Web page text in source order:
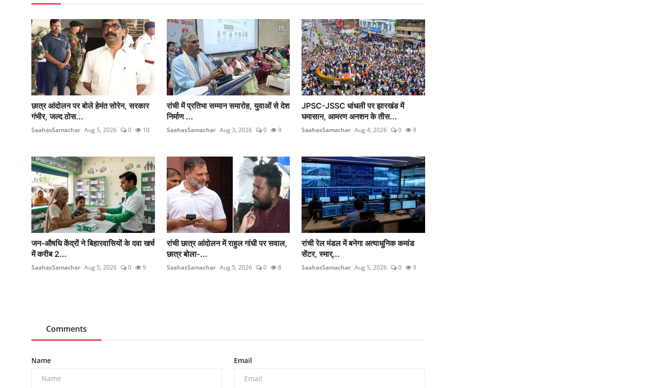
छात्र आंदोलन पर बोले हेमंत सोरेन, सरकार
गंभीर, जल्द ठोस...
SaahasSamachar Aug 5, 2026 0 10
रांची में प्रतिभा सम्मान समारोह, युवाओं से देश
निर्माण ...
SaahasSamachar Aug 3, 2026 0 9
JPSC-JSSC धांधली पर झारखंड में
घमासान, आमरण अनशन के तीस...
SaahasSamachar Aug 4, 2026 0 9
जन-औषधि केंद्रों ने बिहारवासियों के दवा खर्च
में करीब 2...
SaahasSamachar Aug 5, 2026 0 9
रांची छात्र आंदोलन में राहुल गांधी पर सवाल,
छात्र बोला-...
SaahasSamachar Aug 5, 2026 0 8
रांची रेल मंडल में बनेगा अत्याधुनिक कमांड
सेंटर, स्मार्...
SaahasSamachar Aug 5, 2026 0 9
Comments
Name Email